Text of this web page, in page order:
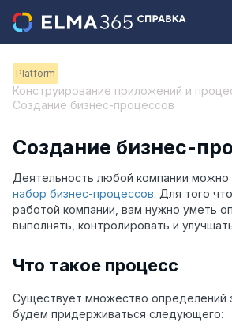
Platform
Конструирование приложений и
Создание бизнес-процессов
Создание бизнес-
Деятельность любой компании можно
набор бизнес-процессов. Для того
работой компании, вам нужно уметь
выполнять, контролировать и
Что такое процесс
Существует множество определений
будем придерживаться следующего: